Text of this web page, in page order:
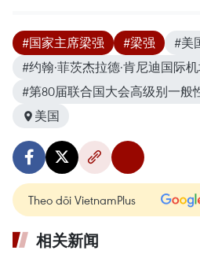
#国家主席梁强 #梁强 #美
#约翰·菲茨杰拉德·肯尼迪国际
#第80届联合国大会高级别一般
美国
Theo dõi VietnamPlus
相关新闻